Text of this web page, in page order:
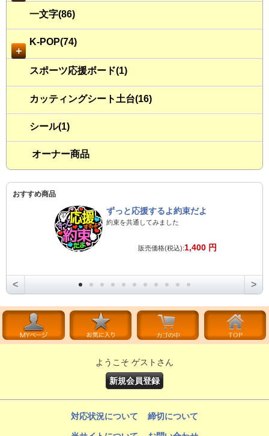
一文字(86)
＋
K-POP(74)
スポーツ応援ボード(1)
カッティングシート土台(16)
シール(1)
オーナー商品
おすすめ商品
ずっと応援するよ約束だよ
約束を共通してみました
販売価格(税込):1,400 円
< >
ようこそ ゲストさん
新規会員登録
対応状況について 締切について